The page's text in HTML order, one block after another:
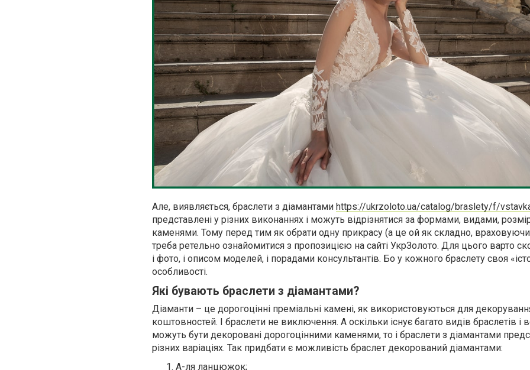
Але, виявляється, браслети з діамантами https://ukrzoloto.ua/catalog/braslety/f/
представлені у різних виконаннях і можуть відрізнятися за формами, видами,
каменями. Тому перед тим як обрати одну прикрасу (а це ой як складно,
треба ретельно ознайомитися з пропозицією на сайті УкрЗолото. Для цього варто
і фото, і описом моделей, і порадами консультантів. Бо у кожного браслету своя
особливості.
Які бувають браслети з діамантами?
Діаманти – це дорогоцінні преміальні камені, як використовуються для
коштовностей. І браслети не виключення. А оскільки існує багато видів браслетів і
можуть бути декоровані дорогоцінними каменями, то і браслети з діамантами
різних варіаціях. Так придбати є можливість браслет декорований діамантами:
А-ля ланцюжок;